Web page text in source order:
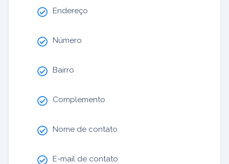
Endereço
Número
Bairro
Complemento
Nome de contato
E-mail de contato